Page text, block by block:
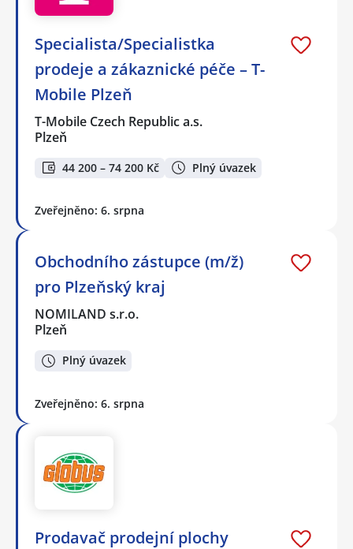
Specialista/Specialistka
prodeje a zákaznické péče – T-
Mobile Plzeň
T-Mobile Czech Republic a.s.
Plzeň
44 200 – 74 200 Kč Plný úvazek
Zveřejněno: 6. srpna
Obchodního zástupce (m/ž)
pro Plzeňský kraj
NOMILAND s.r.o.
Plzeň
Plný úvazek
Zveřejněno: 6. srpna
Prodavač prodejní plochy